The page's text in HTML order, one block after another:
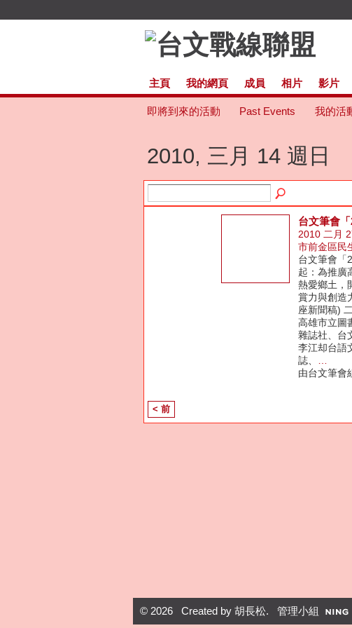
主頁 我的網頁 成員 相片 影片
即將到來的活動 Past Events 我的活
2010, 三月 14 週日
台文筆會
2010 二月
市前金區民
台文筆會「
起：為推廣
熱愛鄉土，
賞力與創造
座新聞稿)
高雄市立圖
雜誌社、台
李江却台語
誌、
由台文筆會
< 前
© 2026 Created by 胡長松. 管理小組